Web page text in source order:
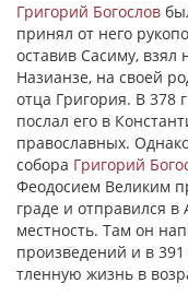
Григорий Богослов
принял от него
оставив Сасиму,
Назианзе, на своей
отца Григория. В 378
послал его в
православных.
собора Григорий
Феодосием Великим
граде и отправился
местность. Там он
произведений и в
тленную жизнь в